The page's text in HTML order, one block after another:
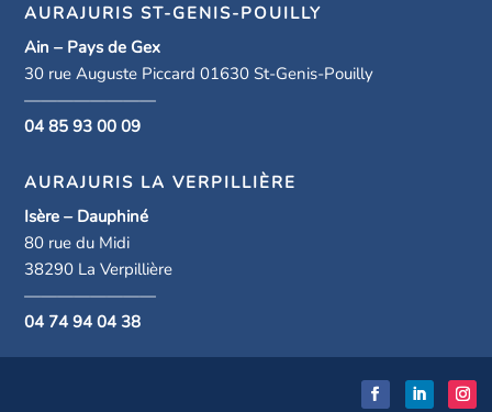
AURAJURIS ST-GENIS-POUILLY
Ain – Pays de Gex
30 rue Auguste Piccard 01630 St-Genis-Pouilly
————————
04 85 93 00 09
AURAJURIS LA VERPILLIÈRE
Isère – Dauphiné
80 rue du Midi
38290 La Verpillière
————————
04 74 94 04 38